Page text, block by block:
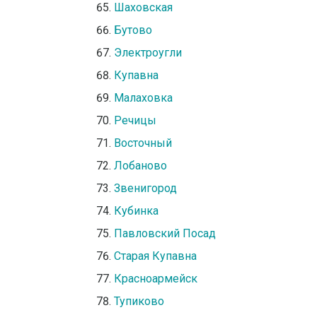
Шаховская
Бутово
Электроугли
Купавна
Малаховка
Речицы
Восточный
Лобаново
Звенигород
Кубинка
Павловский Посад
Старая Купавна
Красноармейск
Тупиково